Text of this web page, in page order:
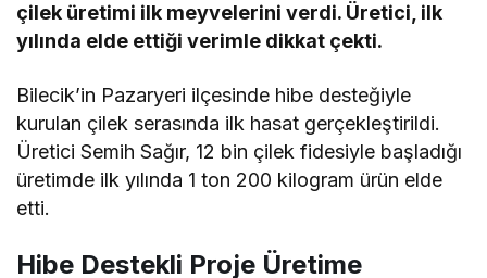
çilek üretimi ilk meyvelerini verdi. Üretici, ilk
yılında elde ettiği verimle dikkat çekti.
Bilecik’in Pazaryeri ilçesinde hibe desteğiyle
kurulan çilek serasında ilk hasat gerçekleştirildi.
Üretici Semih Sağır, 12 bin çilek fidesiyle başladığı
üretimde ilk yılında 1 ton 200 kilogram ürün elde
etti.
Hibe Destekli Proje Üretime